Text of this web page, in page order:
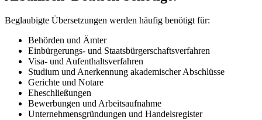
Beglaubigte Übersetzungen werden häufig benötigt für:
Behörden und Ämter
Einbürgerungs- und Staatsbürgerschaftsverfahren
Visa- und Aufenthaltsverfahren
Studium und Anerkennung akademischer Abschlüsse
Gerichte und Notare
Eheschließungen
Bewerbungen und Arbeitsaufnahme
Unternehmensgründungen und Handelsregister